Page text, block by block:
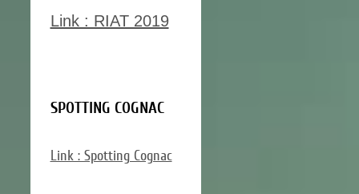
Link : RIAT 2019
SPOTTING COGNAC
Link : Spotting Cognac